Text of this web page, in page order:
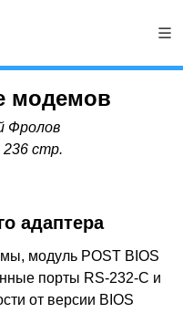
модемов
Фролов
стр.
адаптера
модуль POST BIOS
порты RS-232-C и
от версии BIOS